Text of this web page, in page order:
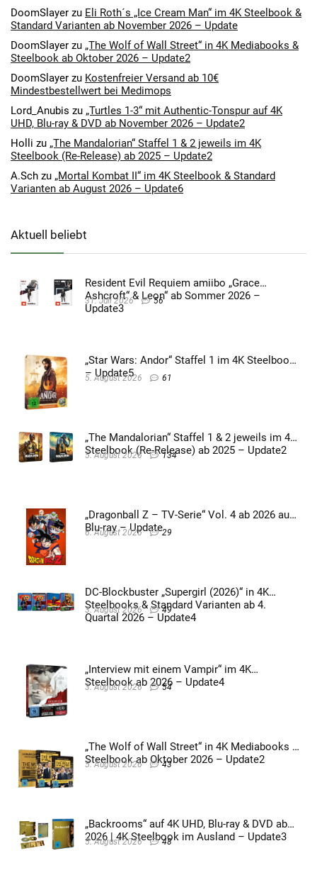
DoomSlayer zu Eli Roth´s „Ice Cream Man“ im 4K Steelbook &
Standard Varianten ab November 2026 – Update
DoomSlayer zu „The Wolf of Wall Street“ in 4K Mediabooks &
Steelbook ab Oktober 2026 – Update2
DoomSlayer zu Kostenfreier Versand ab 10€
Mindestbestellwert bei Medimops
Lord_Anubis zu „Turtles 1-3“ mit Authentic-Tonspur auf 4K
UHD, Blu-ray & DVD ab November 2026 – Update2
Holli zu „The Mandalorian“ Staffel 1 & 2 jeweils im 4K
Steelbook (Re-Release) ab 2025 – Update2
A.Sch zu „Mortal Kombat II“ im 4K Steelbook & Standard
Varianten ab August 2026 – Update6
Aktuell beliebt
Resident Evil Requiem amiibo „Grace
Ashcroft“ & Leon“ ab Sommer 2026 –
Update3
31. Juli 2026 56
„Star Wars: Andor“ Staffel 1 im 4K Steelbook
– Update5
5. August 2026 61
„The Mandalorian“ Staffel 1 & 2 jeweils im 4K
Steelbook (Re-Release) ab 2025 – Update2
5. August 2026 134
„Dragonball Z – TV-Serie“ Vol. 4 ab 2026 auf
Blu-ray – Update
6. August 2026 29
DC-Blockbuster „Supergirl (2026)“ in 4K
Steelbooks & Standard Varianten ab 4.
Quartal 2026 – Update4
3. August 2026 49
„Interview mit einem Vampir“ im 4K
Steelbook ab 2026 – Update4
3. August 2026 54
„The Wolf of Wall Street“ in 4K Mediabooks &
Steelbook ab Oktober 2026 – Update2
5. August 2026 43
„Backrooms“ auf 4K UHD, Blu-ray & DVD ab
2026 | 4K Steelbook im Ausland – Update3
5. August 2026 48